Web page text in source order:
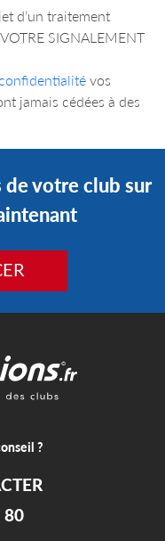
d’un traitement
SIGNALEMENT
vos
jamais cédées à des
votre club sur
?
80